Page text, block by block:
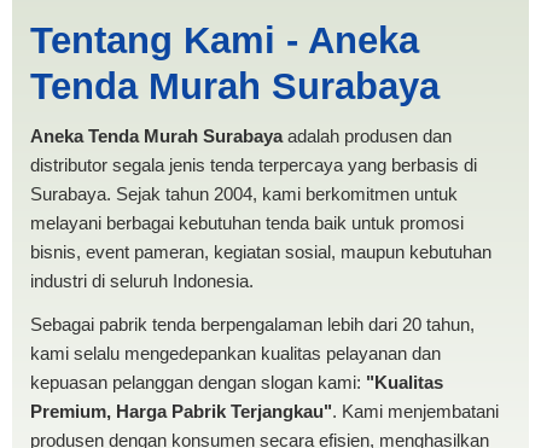
Singkawang | PRODUKSI
ANEKA TENDA MURAH
Tentang Kami - Aneka
Tenda Murah Surabaya
Aneka Tenda Murah Surabayaadalah produsen dan
distributor segala jenis tenda terpercaya yang berbasis di
Surabaya. Sejak tahun 2004, kami berkomitmen untuk
melayani berbagai kebutuhan tenda baik untuk promosi
bisnis, event pameran, kegiatan sosial, maupun kebutuhan
industri di seluruh Indonesia.
Sebagai pabrik tenda berpengalaman lebih dari 20 tahun,
kami selalu mengedepankan kualitas pelayanan dan
kepuasan pelanggan dengan slogan kami: "Kualitas
Premium, Harga Pabrik Terjangkau". Kami menjembatani
produsen dengan konsumen secara efisien, menghasilkan